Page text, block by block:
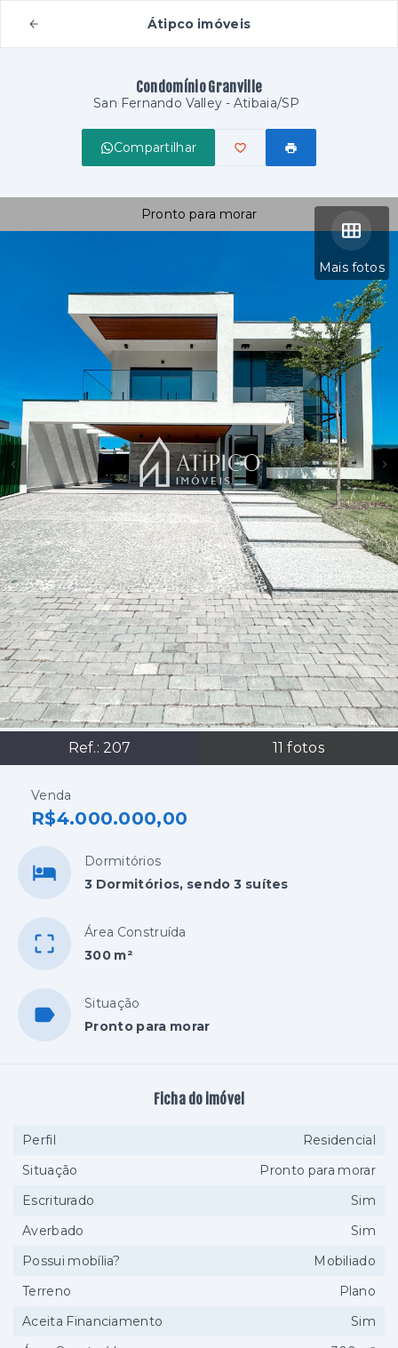
Átipco imóveis
Condomínio Granville
San Fernando Valley - Atibaia/SP
Compartilhar
Mais fotos
Ref.: 207 11 fotos
Pronto para morar
Venda
R$4.000.000,00
Dormitórios
3 Dormitórios, sendo 3 suítes
Área Construída
300 m²
Situação
Pronto para morar
Ficha do imóvel
Perfil
Residencial
Situação
Pronto para morar
Escriturado
Sim
Averbado
Sim
Possui mobília?
Mobiliado
Terreno
Plano
Aceita Financiamento
Sim